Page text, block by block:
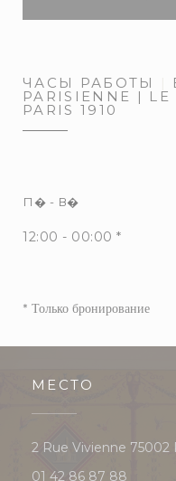
ЧАСЫ РАБОТЫ
PARISIENNE | LE
PARIS 1910
П� - В�
12:00 - 00:00 *
* Только бронирование
МЕСТО
2 Rue Vivienne 75002
01 42 86 87 88